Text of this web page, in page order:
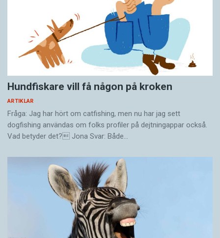
Hundfiskare vill få någon på kroken
ARTIKLAR
Fråga: Jag har hört om catfishing, men nu har jag sett
dogfishing användas om folks profiler på dejtningappar också.
Vad betyder det? Jona Svar: Både…